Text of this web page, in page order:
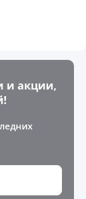
и акции,